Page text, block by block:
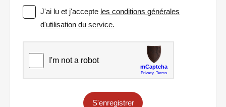
J'ai lu et j'accepte les conditions générales
d'utilisation du service.
S'enregistrer